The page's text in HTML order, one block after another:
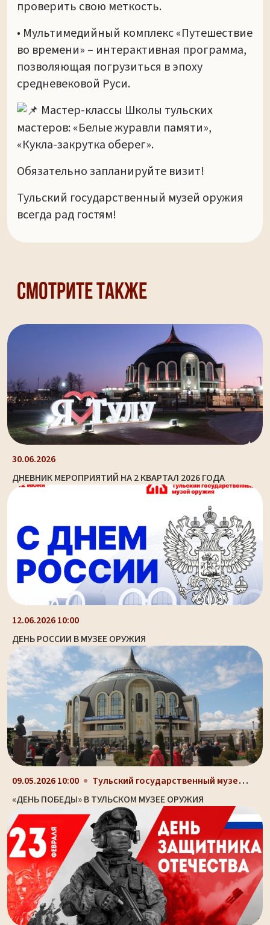
проверить свою меткость.
• Мультимедийный комплекс «Путешествие
во времени» – интерактивная программа,
позволяющая погрузиться в эпоху
средневековой Руси.
Мастер-классы Школы тульских
мастеров: «Белые журавли памяти»,
«Кукла-закрутка оберег».
Обязательно запланируйте визит!
Тульский государственный музей оружия
всегда рад гостям!
Смотрите также
30.06.2026
ДНЕВНИК МЕРОПРИЯТИЙ НА 2 КВАРТАЛ 2026 ГОДА
12.06.2026 10:00
ДЕНЬ РОССИИ В МУЗЕЕ ОРУЖИЯ
09.05.2026 10:00 Тульский государственный музей оружия, здание-шлем...
«ДЕНЬ ПОБЕДЫ» В ТУЛЬСКОМ МУЗЕЕ ОРУЖИЯ